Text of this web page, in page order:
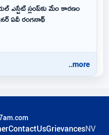
స్లంప్‌కు మేం కారణం
ఏవీ రంగనాథ్
..more
ContactUsGrievancesNV